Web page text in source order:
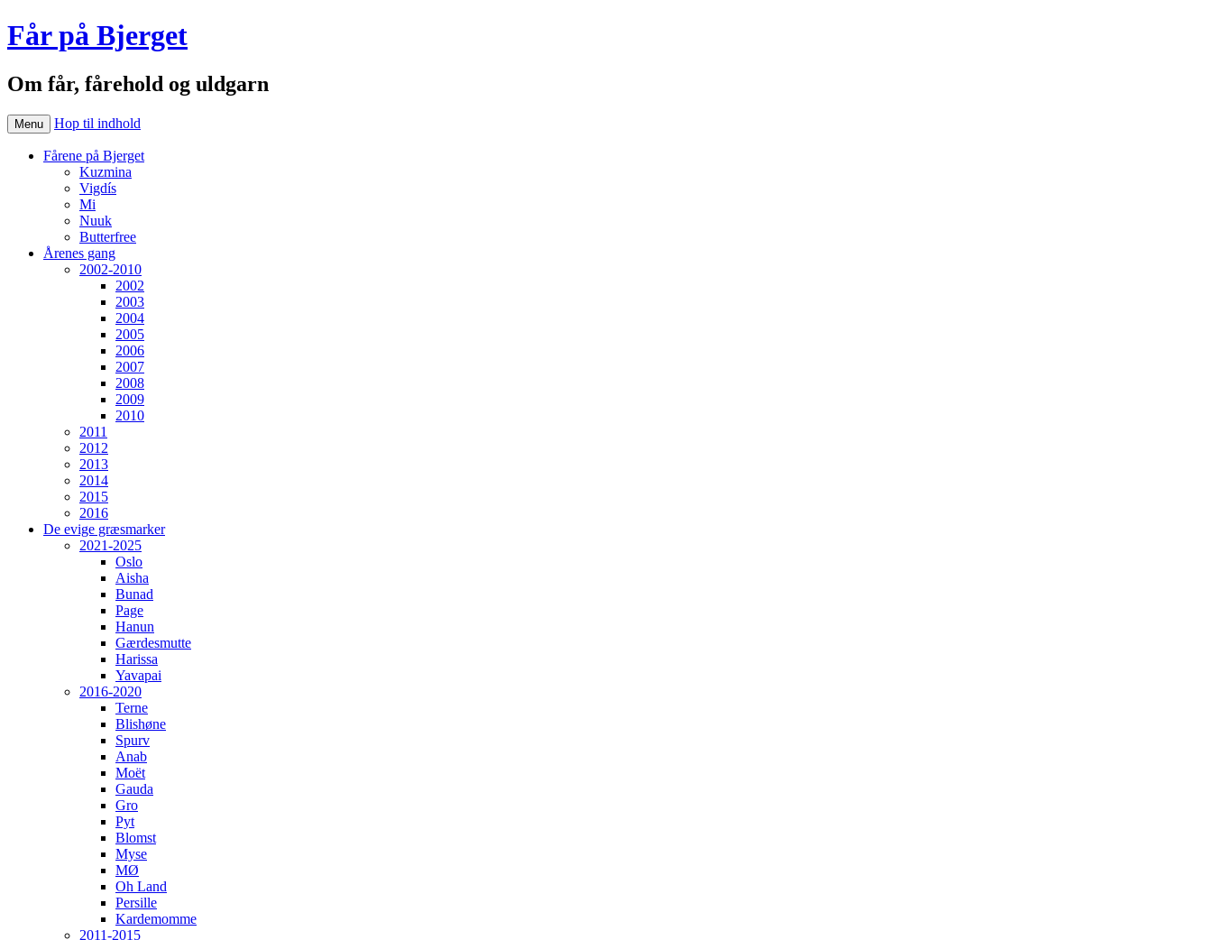
Får på Bjerget
Om får, fårehold og uldgarn
Menu Hop til indhold
Fårene på Bjerget
Kuzmina
Vigdís
Mi
Nuuk
Butterfree
Årenes gang
2002-2010
2002
2003
2004
2005
2006
2007
2008
2009
2010
2011
2012
2013
2014
2015
2016
De evige græsmarker
2021-2025
Oslo
Aisha
Bunad
Page
Hanun
Gærdesmutte
Harissa
Yavapai
2016-2020
Terne
Blishøne
Spurv
Anab
Moët
Gauda
Gro
Pyt
Blomst
Myse
MØ
Oh Land
Persille
Kardemomme
2011-2015